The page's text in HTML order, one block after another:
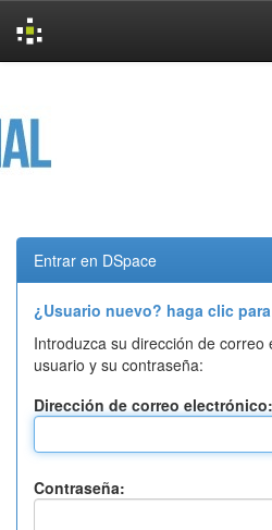
Entrar en DSpace
¿Usuario nuevo? haga clic
Introduzca su dirección de
usuario y su contraseña:
Dirección de correo electrónico:
Contraseña: